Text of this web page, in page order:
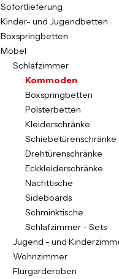
Sofortlieferung
Kinder- und Jugendbetten
Boxspringbetten
Möbel
Schlafzimmer
Kommoden
Boxspringbetten
Polsterbetten
Kleiderschränke
Schiebetürenschränke
Drehtürenschränke
Eckkleiderschränke
Nachttische
Sideboards
Schminktische
Schlafzimmer - Sets
Jugend - und
Wohnzimmer
Flurgarderoben